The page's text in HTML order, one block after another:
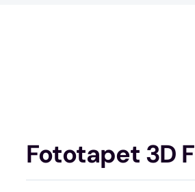
Fototapet 3D